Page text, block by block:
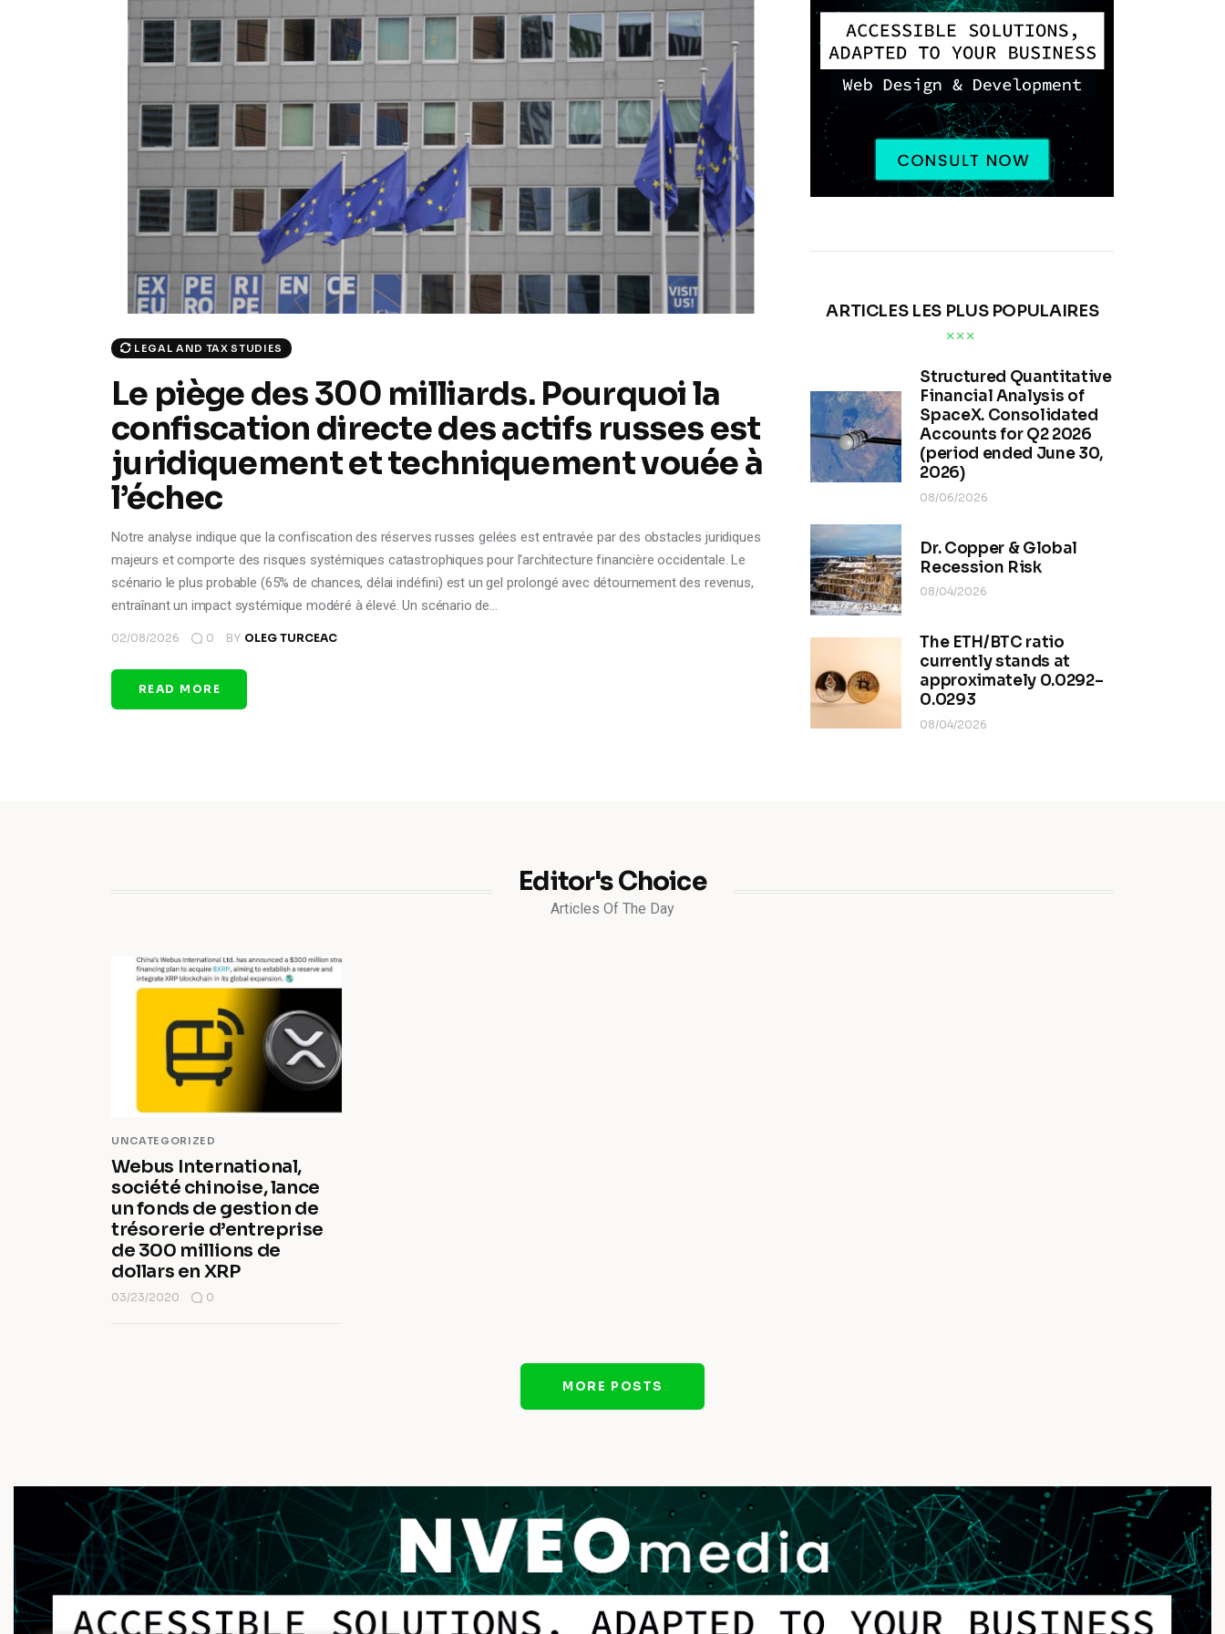
LEGAL AND TAX STUDIES
Le piège des 300 milliards. Pourquoi la
confiscation directe des actifs russes est
juridiquement et techniquement vouée à
l’échec
Notre analyse indique que la confiscation des réserves russes gelées est entravée par des obstacles juridiques
majeurs et comporte des risques systémiques catastrophiques pour l'architecture financière occidentale. Le
scénario le plus probable (65% de chances, délai indéfini) est un gel prolongé avec détournement des revenus,
entraînant un impact systémique modéré à élevé. Un scénario de…
02/08/2026 0 BY OLEG TURCEAC
READ MORE
ARTICLES LES PLUS POPULAIRES
Structured Quantitative
Financial Analysis of
SpaceX. Consolidated
Accounts for Q2 2026
(period ended June 30,
2026)
08/06/2026
Dr. Copper & Global
Recession Risk
08/04/2026
The ETH/BTC ratio
currently stands at
approximately 0.0292–
0.0293
08/04/2026
Editor's Choice
Articles Of The Day
UNCATEGORIZED
Webus International,
société chinoise, lance
un fonds de gestion de
trésorerie d’entreprise
de 300 millions de
dollars en XRP
03/23/2020 0
MORE POSTS